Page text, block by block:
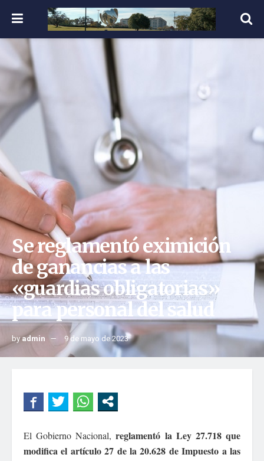
Se reglamentó eximición
de ganancias a las
«guardias obligatorias»
para personal del salud
byadmin 9 de mayo de 2023
El Gobierno Nacional,reglamentó la Ley 27.718 que
modifica el artículo 27 de la 20.628 de Impuesto a las